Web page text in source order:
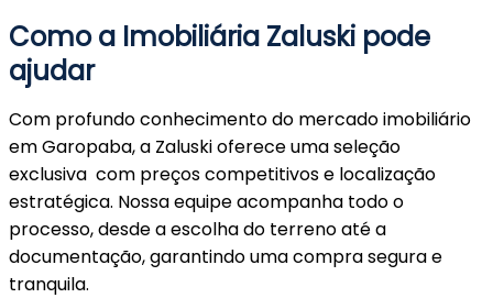
Como a Imobiliária Zaluski pode
ajudar
Com profundo conhecimento do mercado imobiliário
em Garopaba, a Zaluski oferece uma seleção
exclusiva com preços competitivos e localização
estratégica. Nossa equipe acompanha todo o
processo, desde a escolha do terreno até a
documentação, garantindo uma compra segura e
tranquila.